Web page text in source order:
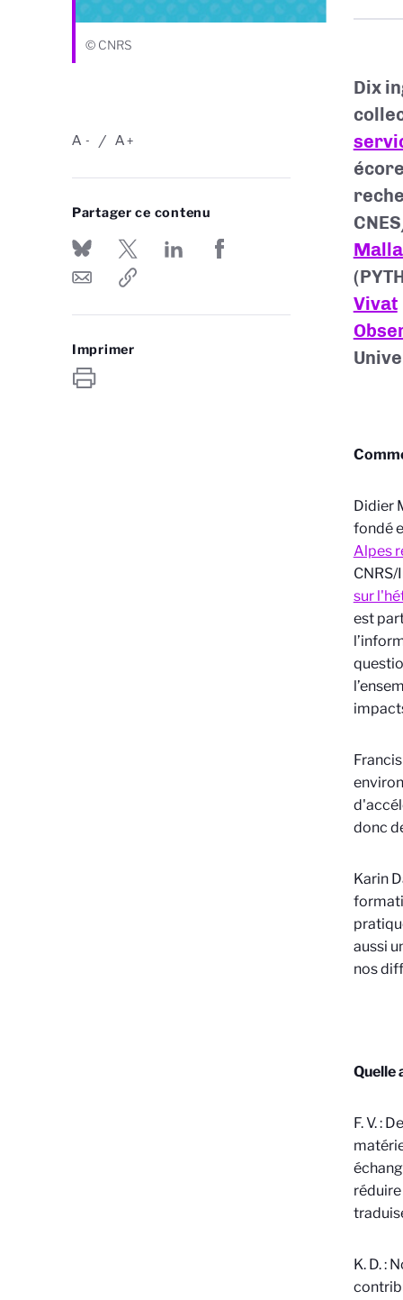
© CNRS
-
A +
A
Partager ce contenu
Imprimer
Dix
Vivat
Didier
fondé
Alpes
CNRS/
sur
est
donc
Karin
aussi
nos
Quelle
F. V. :
K. D. :